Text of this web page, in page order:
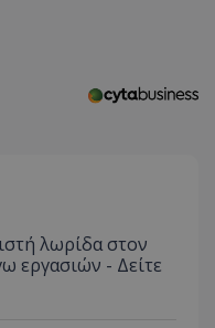
λωρίδα στον
εργασιών - Δείτε